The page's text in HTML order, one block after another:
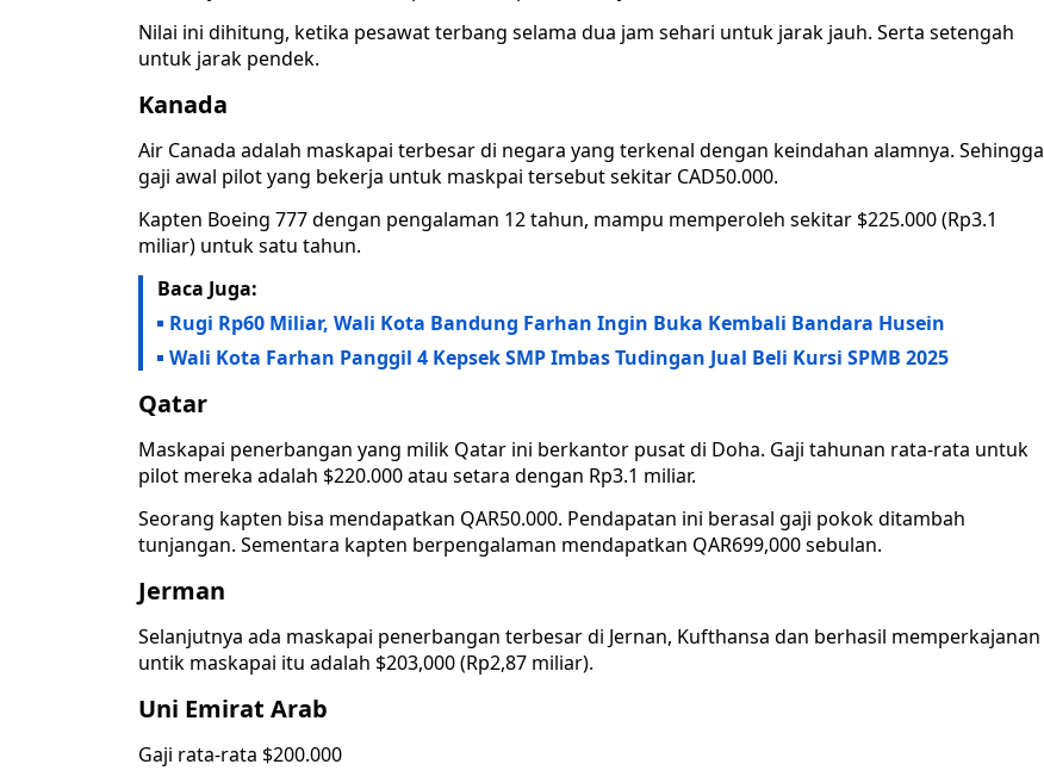
Nilai ini dihitung, ketika pesawat terbang selama dua jam sehari untuk jarak jauh. Serta setengah
untuk jarak pendek.
Kanada
Air Canada adalah maskapai terbesar di negara yang terkenal dengan keindahan alamnya. Sehingga
gaji awal pilot yang bekerja untuk maskpai tersebut sekitar CAD50.000.
Kapten Boeing 777 dengan pengalaman 12 tahun, mampu memperoleh sekitar $225.000 (Rp3.1
miliar) untuk satu tahun.
Baca Juga:
Rugi Rp60 Miliar, Wali Kota Bandung Farhan Ingin Buka Kembali Bandara Husein
Wali Kota Farhan Panggil 4 Kepsek SMP Imbas Tudingan Jual Beli Kursi SPMB 2025
Qatar
Maskapai penerbangan yang milik Qatar ini berkantor pusat di Doha. Gaji tahunan rata-rata untuk
pilot mereka adalah $220.000 atau setara dengan Rp3.1 miliar.
Seorang kapten bisa mendapatkan QAR50.000. Pendapatan ini berasal gaji pokok ditambah
tunjangan. Sementara kapten berpengalaman mendapatkan QAR699,000 sebulan.
Jerman
Selanjutnya ada maskapai penerbangan terbesar di Jernan, Kufthansa dan berhasil memperkajanan
untik maskapai itu adalah $203,000 (Rp2,87 miliar).
Uni Emirat Arab
Gaji rata-rata $200.000